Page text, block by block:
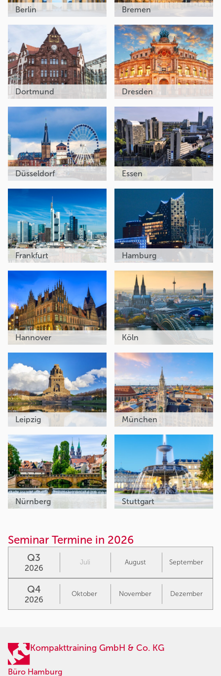
Berlin Bremen
Dortmund Dresden
Düsseldorf Essen
Frankfurt Hamburg
Hannover Köln
Leipzig München
Nürnberg Stuttgart
Seminar Termine in 2026
Q3
2026
Juli August September
Q4
2026
Oktober November Dezember
Kompakttraining GmbH & Co. KG
Büro Hamburg